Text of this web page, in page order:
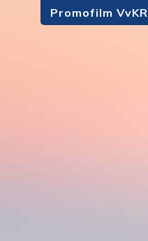
Promofilm VvKR